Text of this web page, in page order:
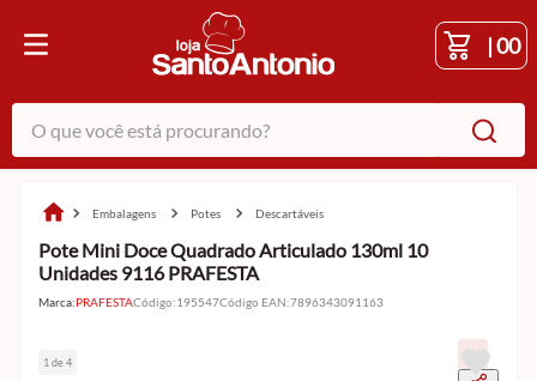
|00
O que você está procurando?
embalagens potes descartáveis
Pote Mini Doce Quadrado Articulado 130ml 10
Unidades 9116 PRAFESTA
Marca:PRAFESTACódigo:195547Código EAN:7896343091163
1 de 4